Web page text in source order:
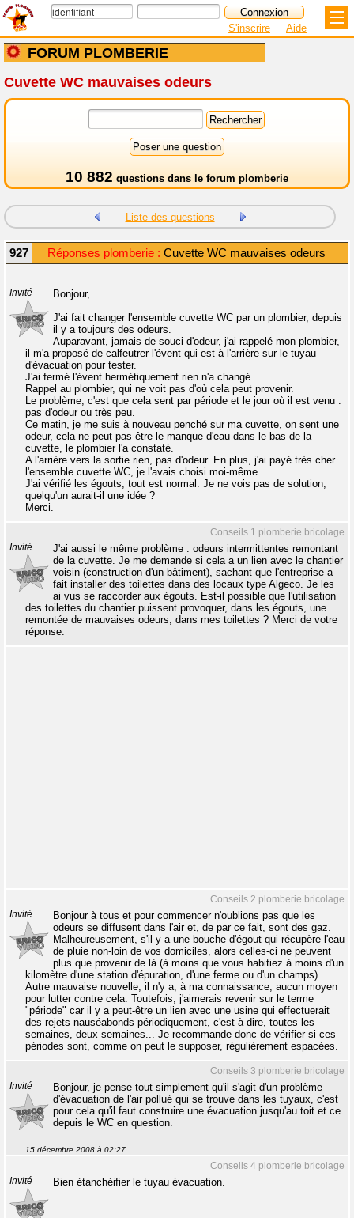
FORUM PLOMBERIE
S'inscrire Aide
Cuvette WC mauvaises odeurs
10 882 questions dans le forum plomberie
Liste des questions
927 Réponses plomberie : Cuvette WC mauvaises odeurs
Invité
Bonjour,
J'ai fait changer l'ensemble cuvette WC par un plombier, depuis
il y a toujours des odeurs.
Auparavant, jamais de souci d'odeur, j'ai rappelé mon plombier,
il m'a proposé de calfeutrer l'évent qui est à l'arrière sur le tuyau
d'évacuation pour tester.
J'ai fermé l'évent hermétiquement rien n'a changé.
Rappel au plombier, qui ne voit pas d'où cela peut provenir.
Le problème, c'est que cela sent par période et le jour où il est venu :
pas d'odeur ou très peu.
Ce matin, je me suis à nouveau penché sur ma cuvette, on sent une
odeur, cela ne peut pas être le manque d'eau dans le bas de la
cuvette, le plombier l'a constaté.
A l'arrière vers la sortie rien, pas d'odeur. En plus, j'ai payé très cher
l'ensemble cuvette WC, je l'avais choisi moi-même.
J'ai vérifié les égouts, tout est normal. Je ne vois pas de solution,
quelqu'un aurait-il une idée ?
Merci.
Conseils 1 plomberie bricolage
Invité
J'ai aussi le même problème : odeurs intermittentes remontant
de la cuvette. Je me demande si cela a un lien avec le chantier
voisin (construction d'un bâtiment), sachant que l'entreprise a
fait installer des toilettes dans des locaux type Algeco. Je les
ai vus se raccorder aux égouts. Est-il possible que l'utilisation
des toilettes du chantier puissent provoquer, dans les égouts, une
remontée de mauvaises odeurs, dans mes toilettes ? Merci de votre
réponse.
Conseils 2 plomberie bricolage
Invité
Bonjour à tous et pour commencer n'oublions pas que les
odeurs se diffusent dans l'air et, de par ce fait, sont des gaz.
Malheureusement, s'il y a une bouche d'égout qui récupère l'eau
de pluie non-loin de vos domiciles, alors celles-ci ne peuvent
plus que provenir de là (à moins que vous habitiez à moins d'un
kilomètre d'une station d'épuration, d'une ferme ou d'un champs).
Autre mauvaise nouvelle, il n'y a, à ma connaissance, aucun moyen
pour lutter contre cela. Toutefois, j'aimerais revenir sur le terme
"période" car il y a peut-être un lien avec une usine qui effectuerait
des rejets nauséabonds périodiquement, c'est-à-dire, toutes les
semaines, deux semaines... Je recommande donc de vérifier si ces
périodes sont, comme on peut le supposer, régulièrement espacées.
Conseils 3 plomberie bricolage
Invité
Bonjour, je pense tout simplement qu'il s'agit d'un problème
d'évacuation de l'air pollué qui se trouve dans les tuyaux, c'est
pour cela qu'il faut construire une évacuation jusqu'au toit et ce
depuis le WC en question.
15 décembre 2008 à 02:27
Conseils 4 plomberie bricolage
Invité Bien étanchéifier le tuyau évacuation.